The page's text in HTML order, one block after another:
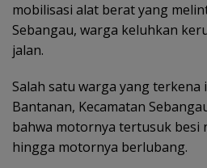
mobilisasi alat berat yang
Sebangau, warga keluhkan
jalan.
Salah satu warga yang terkena
Bantanan, Kecamatan
bahwa motornya tertusuk besi
hingga motornya berlubang.